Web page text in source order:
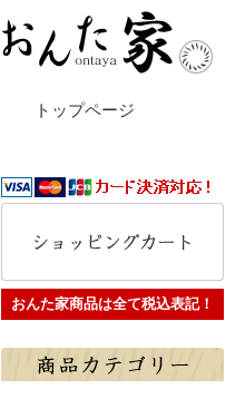
トップページ
おんた家商品は全て税込表記！